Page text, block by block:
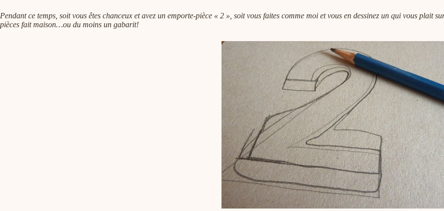
Pendant ce temps, soit vous êtes chanceux et avez un emporte-pièce « 2 », soit vous faites comme moi et vous en dessinez un qui vous plait
pièces fait maison…ou du moins un gabarit!